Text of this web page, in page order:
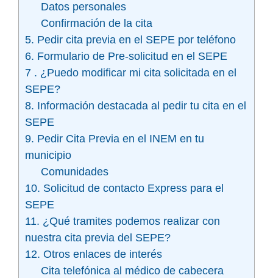
Datos personales
Confirmación de la cita
5. Pedir cita previa en el SEPE por teléfono
6. Formulario de Pre-solicitud en el SEPE
7 . ¿Puedo modificar mi cita solicitada en el
SEPE?
8. Información destacada al pedir tu cita en el
SEPE
9. Pedir Cita Previa en el INEM en tu
municipio
Comunidades
10. Solicitud de contacto Express para el
SEPE
11. ¿Qué tramites podemos realizar con
nuestra cita previa del SEPE?
12. Otros enlaces de interés
Cita telefónica al médico de cabecera